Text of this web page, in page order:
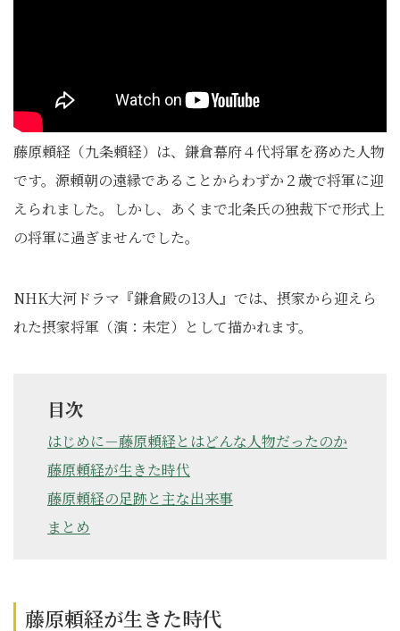
藤原頼経（九条頼経）は、鎌倉幕府４代将軍を務めた人物
です。源頼朝の遠縁であることからわずか２歳で将軍に迎
えられました。しかし、あくまで北条氏の独裁下で形式上
の将軍に過ぎませんでした。
NHK大河ドラマ『鎌倉殿の13人』では、摂家から迎えら
れた摂家将軍（演：未定）として描かれます。
目次
はじめに－藤原頼経とはどんな人物だったのか
藤原頼経が生きた時代
藤原頼経の足跡と主な出来事
まとめ
藤原頼経が生きた時代